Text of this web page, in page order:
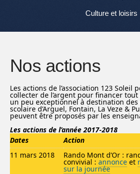
Culture et loisirs
Nos actions
Les actions de l’association 123 Soleil
collecter de l’argent pour financer
un peu exceptionnel à destination
scolaire d’Arguel, Fontain, La Veze &
peuvent être proposés par les
Les actions de l’année 2017-2018
Dates
Action
11 mars 2018
Rando Mont d’Or :
convivial : annonce et
sur la journée